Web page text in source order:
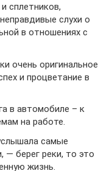
сплетников,
слухи о
в отношениях с
очень оригинальное
и процветание в
в автомобиле – к
на работе.
самые
— берег реки, то это
жизнь.